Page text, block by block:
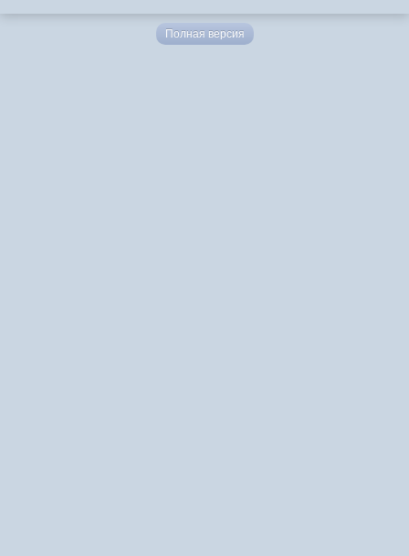
Полная версия